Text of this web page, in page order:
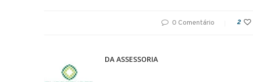
0 Comentário 2
DA ASSESSORIA